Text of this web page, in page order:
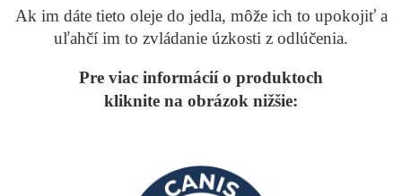
Ak im dáte tieto oleje do jedla, môže ich to upokojiť a
uľahčí im to zvládanie úzkosti z odlúčenia.
Pre viac informácií o produktoch
kliknite na obrázok nižšie: